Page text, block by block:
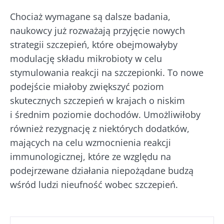
Chociaż wymagane są dalsze badania,
naukowcy już rozważają przyjęcie nowych
strategii szczepień, które obejmowałyby
modulację składu mikrobioty w celu
stymulowania reakcji na szczepionki. To nowe
podejście miałoby zwiększyć poziom
skutecznych szczepień w krajach o niskim
i średnim poziomie dochodów. Umożliwiłoby
również rezygnację z niektórych dodatków,
mających na celu wzmocnienia reakcji
immunologicznej, które ze względu na
podejrzewane działania niepożądane budzą
wśród ludzi nieufność wobec szczepień.
Przekierowanie
Zamierzasz przekierować i opuszczać naszą
stronę internetową
Zostać przekierowany
Pobyt na stronie internetowej Instytutu
Microbiota BioCodex
Bądź na bieżąco
Dołącz do społeczności mikrobioty i raz w
miesiącu odbieraj „The Essential”, aby być na
bieżąco z najnowszymi informacjami o
mikrobiocie
Chcę zaprenumerować inne wiadomości z
Biocodexu
Chcę zaprenumerować inne wiadomości z
Biocodexu
Zapoznałem się i akceptujęogólne warunki
korzystaniaipolityka ochrony danych
osobowychBiocodex Microbiota Institute.
* Pole obowiązkowe
BMI 20-35
Więcej informacji